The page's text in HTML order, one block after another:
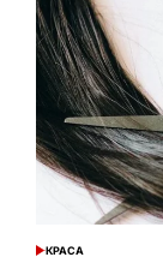
ОПУБЛІКУВАТИ
КРАСА